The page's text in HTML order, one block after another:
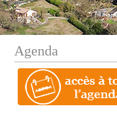
Agenda